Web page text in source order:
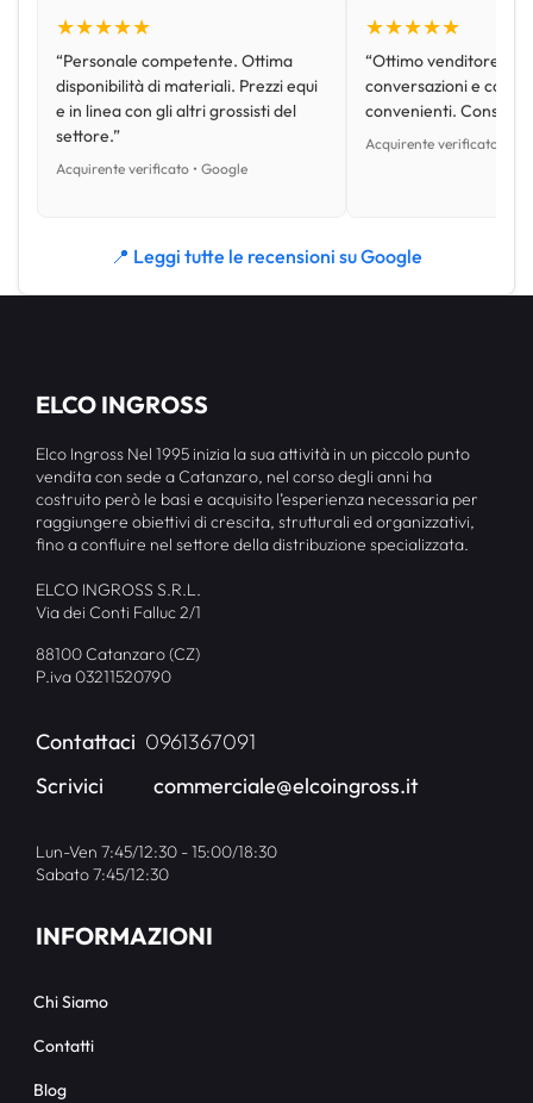
★★★★★
“Personale competente. Ottima
disponibilità di materiali. Prezzi equi
e in linea con gli altri grossisti del
settore.”
Acquirente verificato • Google
★★★★★
“Ottimo venditore,
conversazioni e con
convenienti.
Acquirente verificato •
📍 Leggi tutte le recensioni su Google
ELCO INGROSS
Elco Ingross Nel 1995 inizia la sua attività in un piccolo punto
vendita con sede a Catanzaro, nel corso degli anni ha
costruito però le basi e acquisito l’esperienza necessaria per
raggiungere obiettivi di crescita, strutturali ed organizzativi,
fino a confluire nel settore della distribuzione specializzata.
ELCO INGROSS S.R.L.
Via dei Conti Falluc 2/1
88100 Catanzaro (CZ)
P.iva 03211520790
Contattaci 0961367091
Scrivici
commerciale@elcoingross.it
Lun-Ven 7:45/12:30 - 15:00/18:30
Sabato 7:45/12:30
INFORMAZIONI
Chi Siamo
Contatti
Blog